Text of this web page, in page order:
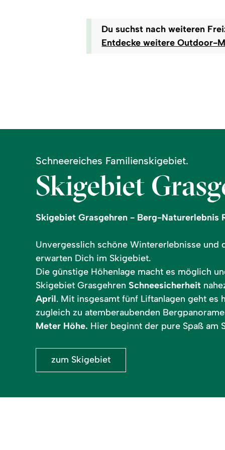
Du suchst nach weiteren
Entdecke weitere Outdoor-
Schneereiches Familienskigebiet.
Skigebiet
Skigebiet Grasgehren - Berg-Naturerlebnis
Unvergesslich schöne Wintererlebnisse und
erwarten Dich im Skigebiet.
Die günstige Höhenlage macht es möglich
Skigebiet Grasgehren Schneesicherheit
April. Mit insgesamt fünf Liftanlagen geht es
zugleich zu atemberaubenden
Meter Höhe. Hier beginnt der pure Spaß am
zum Skigebiet